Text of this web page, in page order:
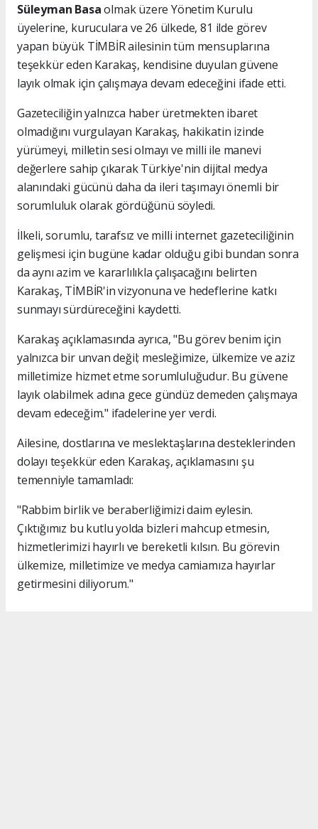
Süleyman Basaolmak üzere Yönetim Kurulu
üyelerine, kuruculara ve 26 ülkede, 81 ilde görev
yapan büyük TİMBİR ailesinin tüm mensuplarına
teşekkür eden Karakaş, kendisine duyulan güvene
layık olmak için çalışmaya devam edeceğini ifade etti.
Gazeteciliğin yalnızca haber üretmekten ibaret
olmadığını vurgulayan Karakaş, hakikatin izinde
yürümeyi, milletin sesi olmayı ve milli ile manevi
değerlere sahip çıkarak Türkiye'nin dijital medya
alanındaki gücünü daha da ileri taşımayı önemli bir
sorumluluk olarak gördüğünü söyledi.
İlkeli, sorumlu, tarafsız ve milli internet gazeteciliğinin
gelişmesi için bugüne kadar olduğu gibi bundan sonra
da aynı azim ve kararlılıkla çalışacağını belirten
Karakaş, TİMBİR'in vizyonuna ve hedeflerine katkı
sunmayı sürdüreceğini kaydetti.
Karakaş açıklamasında ayrıca, "Bu görev benim için
yalnızca bir unvan değil; mesleğimize, ülkemize ve aziz
milletimize hizmet etme sorumluluğudur. Bu güvene
layık olabilmek adına gece gündüz demeden çalışmaya
devam edeceğim." ifadelerine yer verdi.
Ailesine, dostlarına ve meslektaşlarına desteklerinden
dolayı teşekkür eden Karakaş, açıklamasını şu
temenniyle tamamladı:
"Rabbim birlik ve beraberliğimizi daim eylesin.
Çıktığımız bu kutlu yolda bizleri mahcup etmesin,
hizmetlerimizi hayırlı ve bereketli kılsın. Bu görevin
ülkemize, milletimize ve medya camiamıza hayırlar
getirmesini diliyorum."